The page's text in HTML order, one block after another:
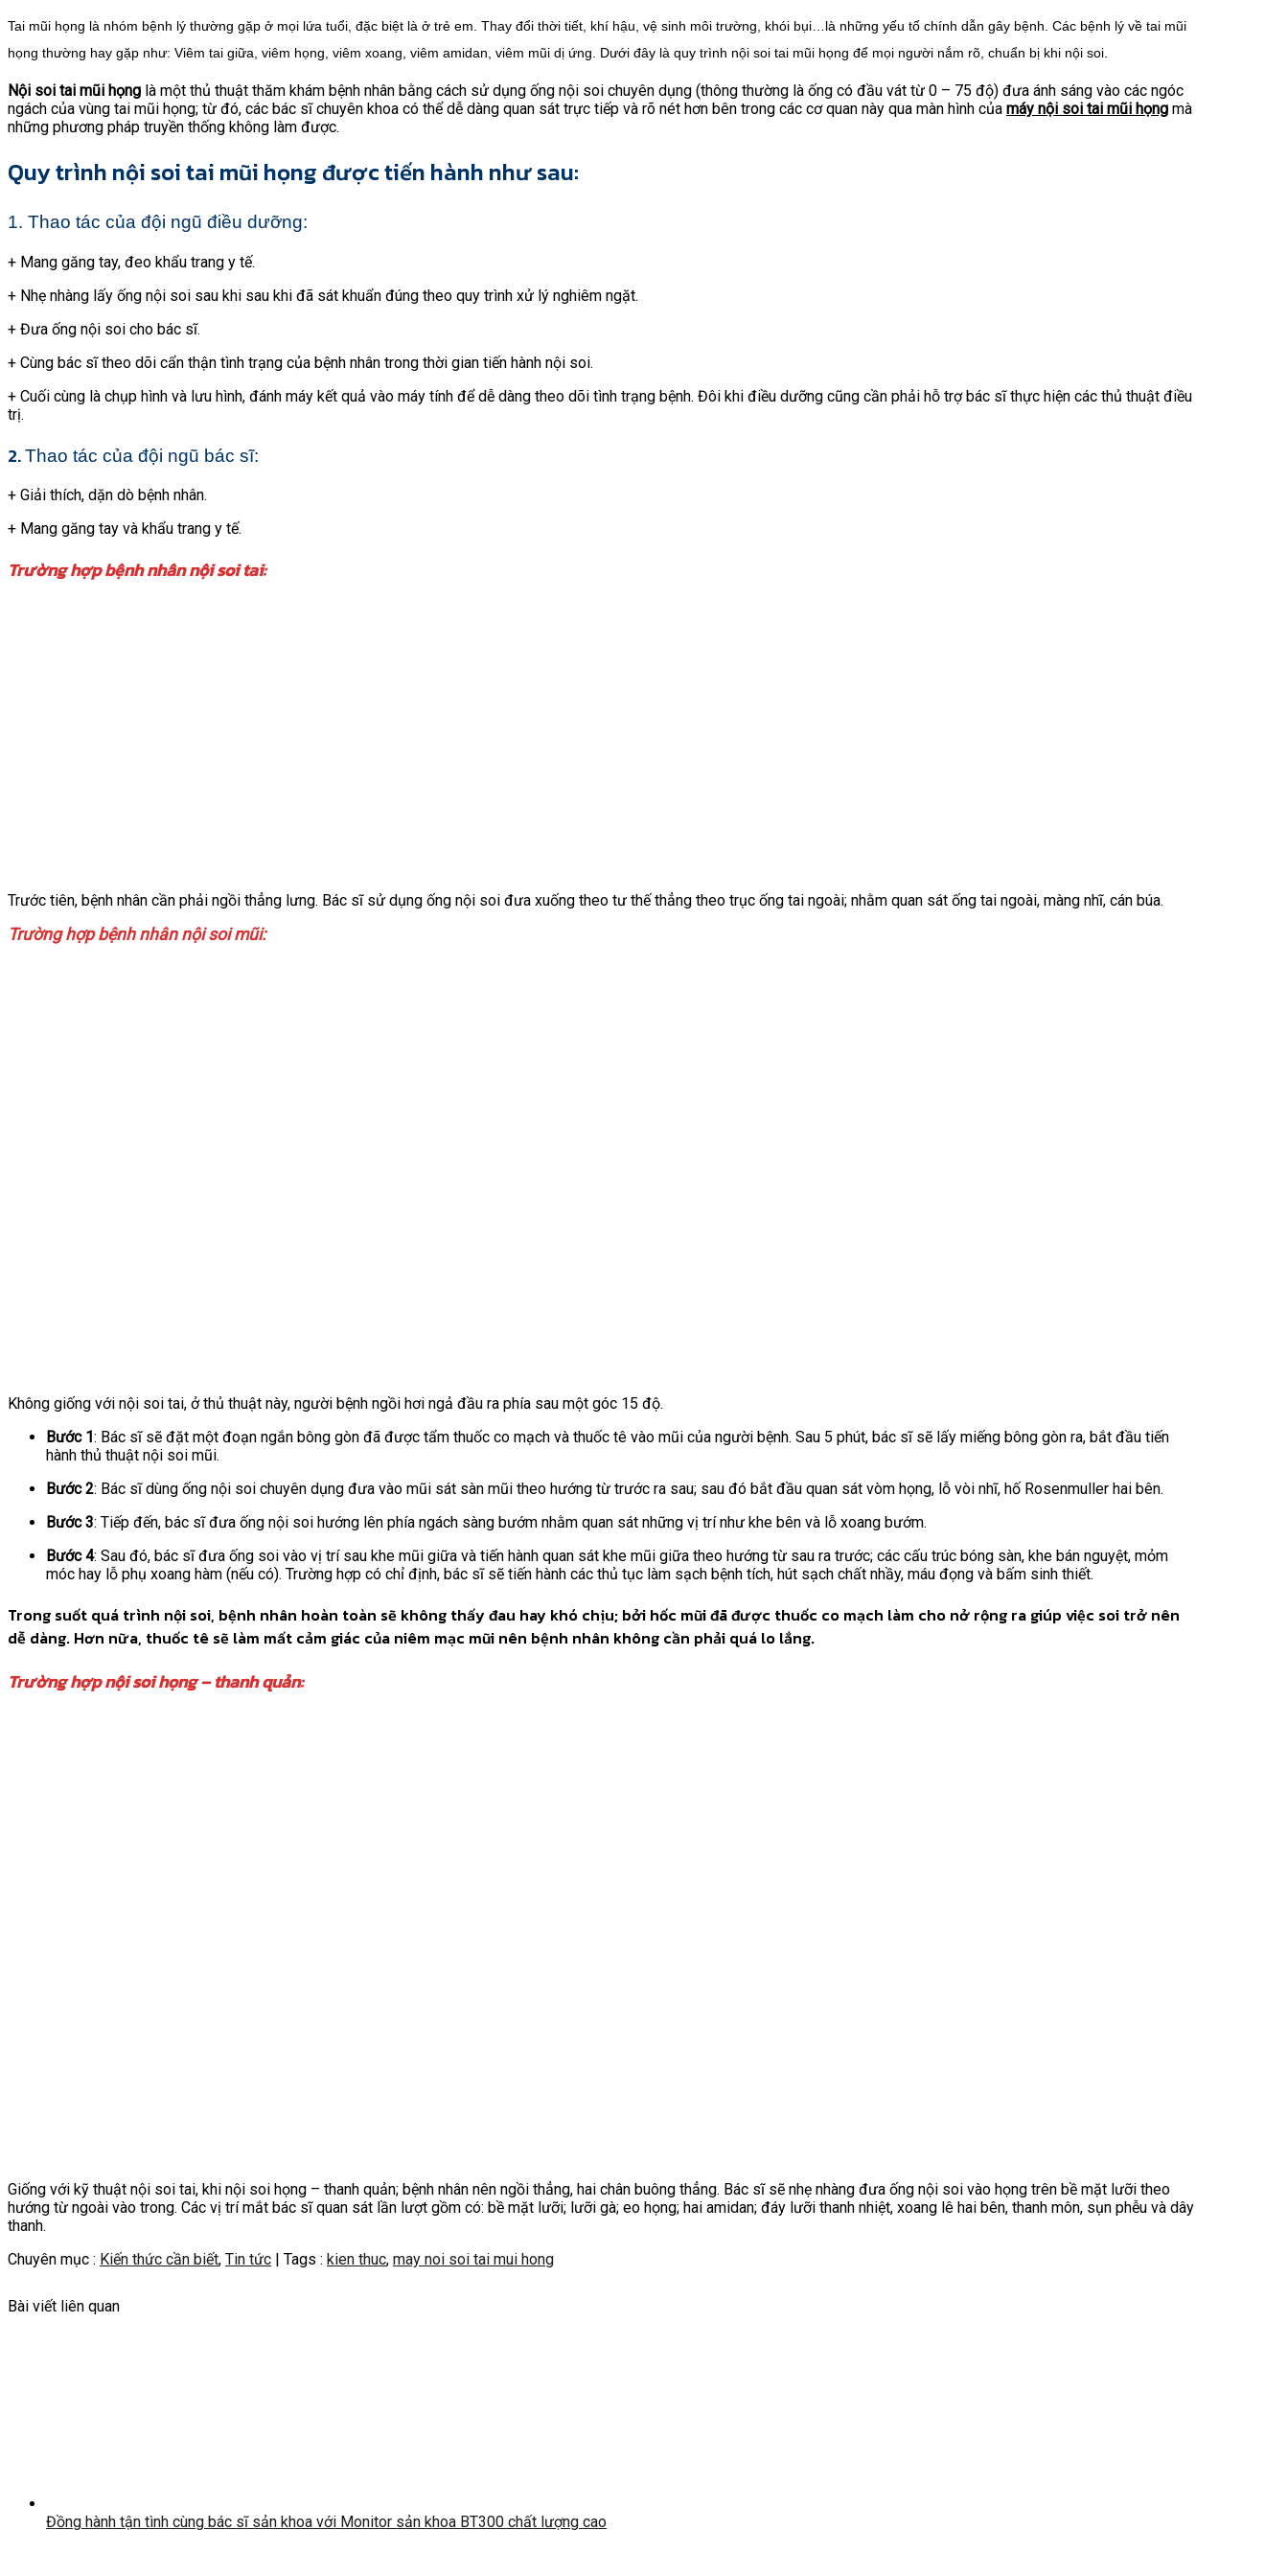
Tai mũi họng là nhóm bệnh lý thường gặp ở mọi lứa tuổi, đặc biệt là ở trẻ em. Thay đổi thời tiết, khí hậu, vệ sinh môi trường, khói bụi…là những yếu tố chính dẫn gây bệnh. Các bệnh lý về tai mũi
họng thường hay gặp như: Viêm tai giữa, viêm họng, viêm xoang, viêm amidan, viêm mũi dị ứng. Dưới đây là quy trình nội soi tai mũi họng để mọi người nắm rõ, chuẩn bị khi nội soi.
Nội soi tai mũi họng là một thủ thuật thăm khám bệnh nhân bằng cách sử dụng ống nội soi chuyên dụng (thông thường là ống có đầu vát từ 0 – 75 độ) đưa ánh sáng vào các ngóc
ngách của vùng tai mũi họng; từ đó, các bác sĩ chuyên khoa có thể dễ dàng quan sát trực tiếp và rõ nét hơn bên trong các cơ quan này qua màn hình của máy nội soi tai mũi họng mà
những phương pháp truyền thống không làm được.
Quy trình nội soi tai mũi họng được tiến hành như sau:
1. Thao tác của đội ngũ điều dưỡng:
+ Mang găng tay, đeo khẩu trang y tế.
+ Nhẹ nhàng lấy ống nội soi sau khi sau khi đã sát khuẩn đúng theo quy trình xử lý nghiêm ngặt.
+ Đưa ống nội soi cho bác sĩ.
+ Cùng bác sĩ theo dõi cẩn thận tình trạng của bệnh nhân trong thời gian tiến hành nội soi.
+ Cuối cùng là chụp hình và lưu hình, đánh máy kết quả vào máy tính để dễ dàng theo dõi tình trạng bệnh. Đôi khi điều dưỡng cũng cần phải hỗ trợ bác sĩ thực hiện các thủ thuật điều
trị.
2.Thao tác của đội ngũ bác sĩ:
+ Giải thích, dặn dò bệnh nhân.
+ Mang găng tay và khẩu trang y tế.
Trường hợp bệnh nhân nội soi tai:
Trước tiên, bệnh nhân cần phải ngồi thẳng lưng. Bác sĩ sử dụng ống nội soi đưa xuống theo tư thế thẳng theo trục ống tai ngoài; nhằm quan sát ống tai ngoài, màng nhĩ, cán búa.
Trường hợp bệnh nhân nội soi mũi:
Không giống với nội soi tai, ở thủ thuật này, người bệnh ngồi hơi ngả đầu ra phía sau một góc 15 độ.
Bước 1: Bác sĩ sẽ đặt một đoạn ngắn bông gòn đã được tẩm thuốc co mạch và thuốc tê vào mũi của người bệnh. Sau 5 phút, bác sĩ sẽ lấy miếng bông gòn ra, bắt đầu tiến
hành thủ thuật nội soi mũi.
Bước 2: Bác sĩ dùng ống nội soi chuyên dụng đưa vào mũi sát sàn mũi theo hướng từ trước ra sau; sau đó bắt đầu quan sát vòm họng, lỗ vòi nhĩ, hố Rosenmuller hai bên.
Bước 3: Tiếp đến, bác sĩ đưa ống nội soi hướng lên phía ngách sàng bướm nhằm quan sát những vị trí như khe bên và lỗ xoang bướm.
Bước 4: Sau đó, bác sĩ đưa ống soi vào vị trí sau khe mũi giữa và tiến hành quan sát khe mũi giữa theo hướng từ sau ra trước; các cấu trúc bóng sàn, khe bán nguyệt, mỏm
móc hay lỗ phụ xoang hàm (nếu có). Trường hợp có chỉ định, bác sĩ sẽ tiến hành các thủ tục làm sạch bệnh tích, hút sạch chất nhầy, máu đọng và bấm sinh thiết.
Trong suốt quá trình nội soi, bệnh nhân hoàn toàn sẽ không thấy đau hay khó chịu; bởi hốc mũi đã được thuốc co mạch làm cho nở rộng ra giúp việc soi trở nên
dễ dàng. Hơn nữa, thuốc tê sẽ làm mất cảm giác của niêm mạc mũi nên bệnh nhân không cần phải quá lo lắng.
Trường hợp nội soi họng – thanh quản:
Giống với kỹ thuật nội soi tai, khi nội soi họng – thanh quản; bệnh nhân nên ngồi thẳng, hai chân buông thẳng. Bác sĩ sẽ nhẹ nhàng đưa ống nội soi vào họng trên bề mặt lưỡi theo
hướng từ ngoài vào trong. Các vị trí mắt bác sĩ quan sát lần lượt gồm có: bề mặt lưỡi; lưỡi gà; eo họng; hai amidan; đáy lưỡi thanh nhiệt, xoang lê hai bên, thanh môn, sụn phễu và dây
thanh.
Chuyên mục : Kiến thức cần biết, Tin tức | Tags : kien thuc, may noi soi tai mui hong
Bài viết liên quan
Đồng hành tận tình cùng bác sĩ sản khoa với Monitor sản khoa BT300 chất lượng cao